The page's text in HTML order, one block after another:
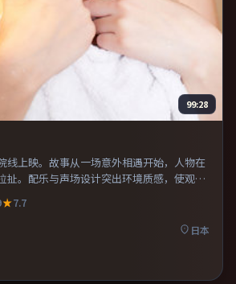
99:28
线上映。故事从一场意外相遇开始，人物在
扯。配乐与声场设计突出环境质感，使观众
7.7
日本